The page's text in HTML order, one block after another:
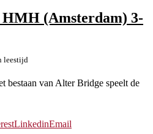
(Amsterdam) 3-
leestijd
bestaan van Alter Bridge speelt de
LinkedinEmail